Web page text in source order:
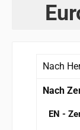
Nach
Nach
EN -